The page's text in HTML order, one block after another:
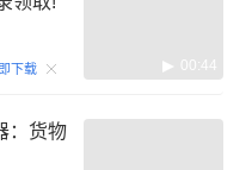
下载 00:44
：货物